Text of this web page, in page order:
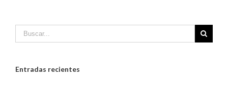
Entradas recientes